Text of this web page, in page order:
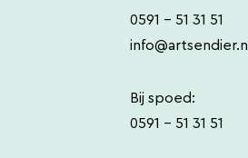
0591 - 51 31 51
info@artsendier.nl
Bij spoed:
0591 - 51 31 51